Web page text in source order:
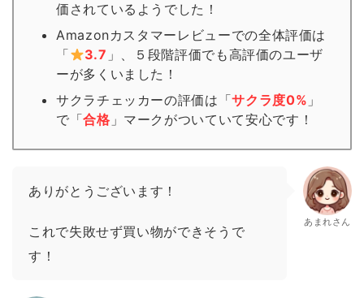
価されているようでした！
Amazonカスタマーレビューでの全体評価は
「
3.7 」、５段階評価でも高評価のユーザ
ーが多くいました！
サクラチェッカーの評価は「サクラ度0% 」
で「合格 」 マーク がついていて安心です！
ありがとうございます！
これで失敗せず買い物ができそうで
す！
あまれさん